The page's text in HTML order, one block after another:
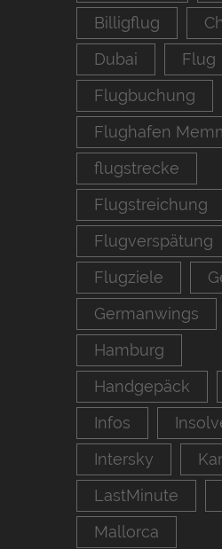
Billigflug
Dubai
Flug
Flugbuchung
Flughafen
flugstrecke
Flugstreichung
Flugverspätung
Flugziele
Germanwings
Hamburg
Handgepäck
Infos
Intersky
LastMinute
Mallorca